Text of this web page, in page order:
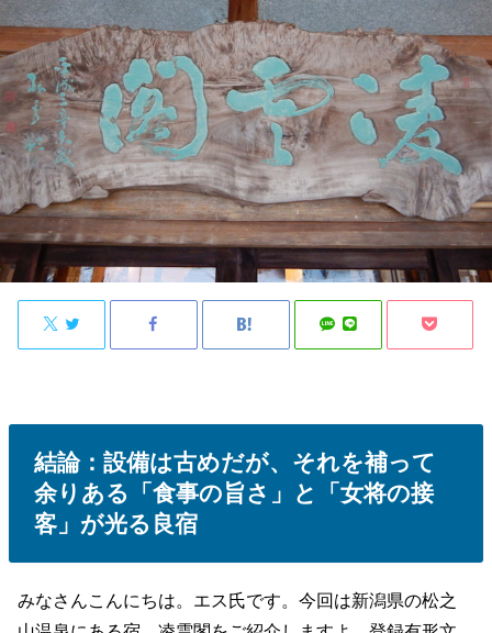
結論：設備は古めだが、それを補って
余りある「食事の旨さ」と「女将の接
客」が光る良宿
みなさんこんにちは。エス氏です。今回は新潟県の松之